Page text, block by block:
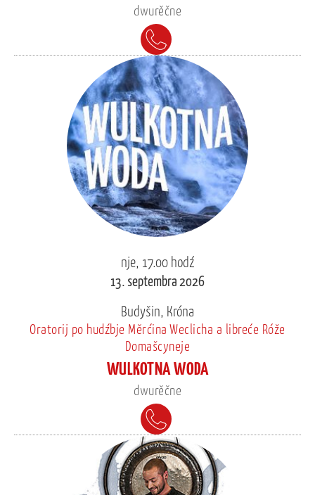
dwurěčne
nje, 17.00 hodź
13. septembra 2026
Budyšin, Króna
Oratorij po hudźbje Měrćina Weclicha a libreće Róže
Domašcyneje
WULKOTNA WODA
dwurěčne